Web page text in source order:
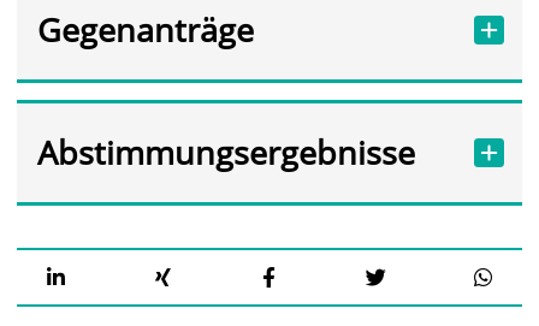
Gegenanträge
Abstimmungsergebnisse